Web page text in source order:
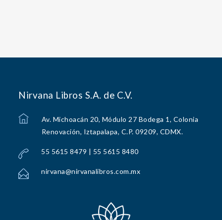
Nirvana Libros S.A. de C.V.
Av. Michoacán 20, Módulo 27 Bodega 1, Colonia
Renovación, Iztapalapa, C.P. 09209, CDMX.
55 5615 8479 | 55 5615 8480
nirvana@nirvanalibros.com.mx